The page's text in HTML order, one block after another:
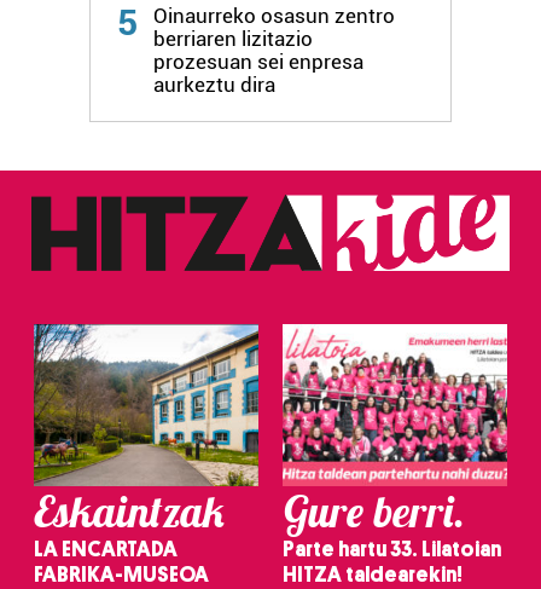
5
Oinaurreko osasun zentro
berriaren lizitazio
prozesuan sei enpresa
aurkeztu dira
Eskaintzak
LA ENCARTADA
FABRIKA-MUSEOA
Gure berri.
Parte hartu 33. Lilatoian
HITZA taldearekin!